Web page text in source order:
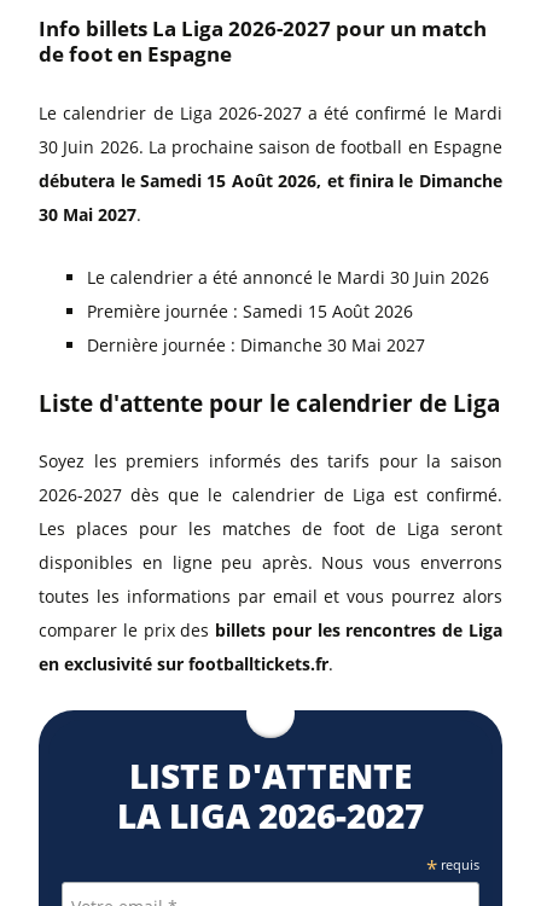
Info billets La Liga 2026-2027 pour un match
de foot en Espagne
Le calendrier de Liga 2026-2027 a été confirmé le Mardi
30 Juin 2026. La prochaine saison de football en Espagne
débutera le Samedi 15 Août 2026, et finira le Dimanche
30 Mai 2027.
Le calendrier a été annoncé le Mardi 30 Juin 2026
Première journée : Samedi 15 Août 2026
Dernière journée : Dimanche 30 Mai 2027
Liste d'attente pour le calendrier de Liga
Soyez les premiers informés des tarifs pour la saison
2026-2027 dès que le calendrier de Liga est confirmé.
Les places pour les matches de foot de Liga seront
disponibles en ligne peu après. Nous vous enverrons
toutes les informations par email et vous pourrez alors
comparer le prix des billets pour les rencontres de Liga
en exclusivité sur footballtickets.fr.
LISTE D'ATTENTE
LA LIGA 2026-2027
*requis